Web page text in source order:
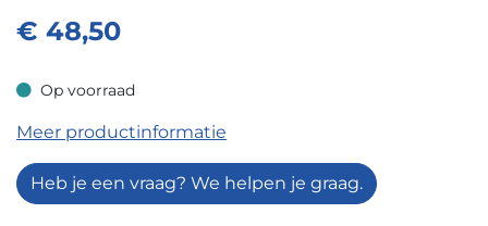
€ 48,50
Op voorraad
Op voorraad
Meer productinformatie
Heb je een vraag? We helpen je graag.